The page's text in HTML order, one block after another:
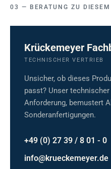
BERATUNG ZU
Krückemeyer
TECHNISCHER VERTRIEB
Unsicher, ob dieses
passt? Unser
Anforderung, bemustert
Sonderanfertigungen.
+49 (0) 27 39 / 8 01 - 0
info@krueckemeyer.de